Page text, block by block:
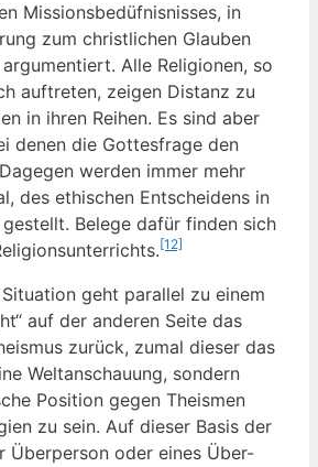
Mis­si­ons­be­düf­nis­nis­ses, in
zum christ­li­chen Glau­ben
Alle Reli­gio­nen, so
auf­tre­ten, zei­gen Distanz zu
in ihren Rei­hen. Es sind aber
denen die Got­tes­fra­ge den
wer­den immer mehr
des ethi­schen Ent­schei­dens in
Bele­ge dafür fin­den sich
[12]
geht par­al­lel zu einem
auf der ande­ren Sei­te das
zurück, zumal die­ser das
Welt­an­schau­ung, son­dern
Posi­ti­on gegen The­is­men
zu sein. Auf die­ser Basis der
Über­per­son oder eines Über-